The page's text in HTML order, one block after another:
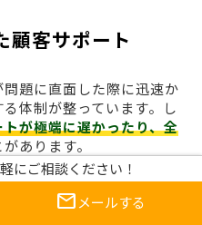
顧客サポート
題に直面した際に迅速か
体制が整っています。し
トが極端に遅かったり、全
あります。
）の場合、ユー
迅速な対応がなく、解決
ることが多く報告されて
にご相談ください！
mail メールする